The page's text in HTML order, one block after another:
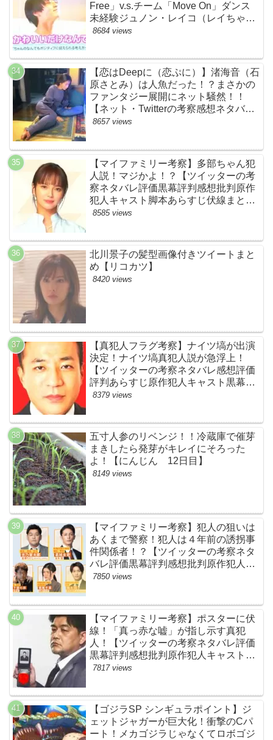
Free」v.s.チーム「Move On」ダンス
未経験ジュノン・レイコ（レイちゃ
ん）頑張れ！ルイルイかわいすぎる
BE:FIRST・ビーファースト】
8684 views
【恋はDeepに（恋ぷに）】渚海音（石
原さとみ）は人魚だった！？まさかの
ファンタジー展開にネット騒然！！
【ネット・Twitterの考察感想ネタバレ
評価評判あらすじまとめ】
8657 views
【マイファミリー考察】多部ちゃん犯
人説！マジかよ！？【ツイッターの考
察ネタバレ評価黒幕評判感想批判原作
犯人キャスト脚本あらすじ伏線まと
め・多部未華子】
8585 views
北川景子の髪型画像付きツイートまと
め【リコカツ】
8420 views
【真犯人フラグ考察】ナイツ塙が出演
決定！ナイツ塙真犯人説が急浮上！
【ツイッターの考察ネタバレ感想評価
評判あらすじ原作犯人キャスト黒幕伏
線まとめ】
8379 views
五寸人参のリベンジ！！冷蔵庫で催芽
まきしたら発芽がキレイにそろった
よ！【にんじん 12日目】
8149 views
【マイファミリー考察】犯人の狙いは
あくまで警察！犯人は４年前の誘拐事
件関係者！？【ツイッターの考察ネタ
バレ評価黒幕評判感想批判原作犯人キ
ャスト脚本あらすじ伏線まとめ】
7850 views
【マイファミリー考察】ポスターに伏
線！「真っ赤な嘘」が指し示す真犯
人！【ツイッターの考察ネタバレ評価
黒幕評判感想批判原作犯人キャスト脚
本あらすじ伏線まとめ・吉乃栄太郎】
7817 views
【ゴジラSP シンギュラポイント】ジ
ェットジャガーが巨大化！衝撃のCパ
ート！メカゴジラじゃなくてロボゴジ